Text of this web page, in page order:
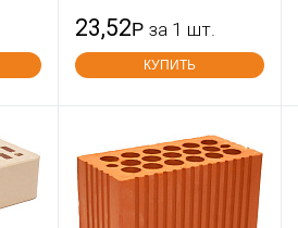
23,52Р за 1 шт.
КУПИТЬ